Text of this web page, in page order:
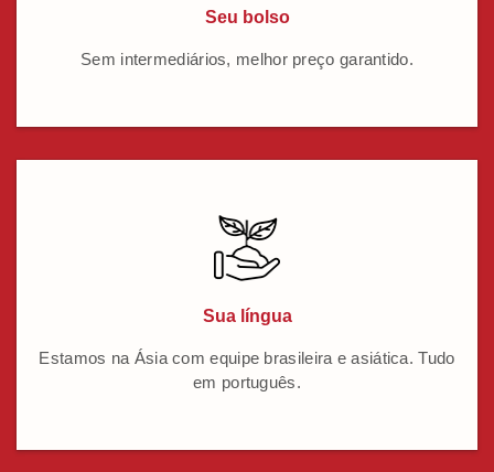
Seu bolso
Sem intermediários, melhor preço garantido.
Sua língua
Estamos na Ásia com equipe brasileira e asiática. Tudo
em português.